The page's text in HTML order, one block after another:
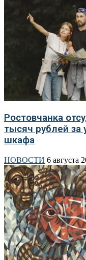
Ростовчанка
тысяч рублей за
шкафа
НОВОСТИ 6 августа